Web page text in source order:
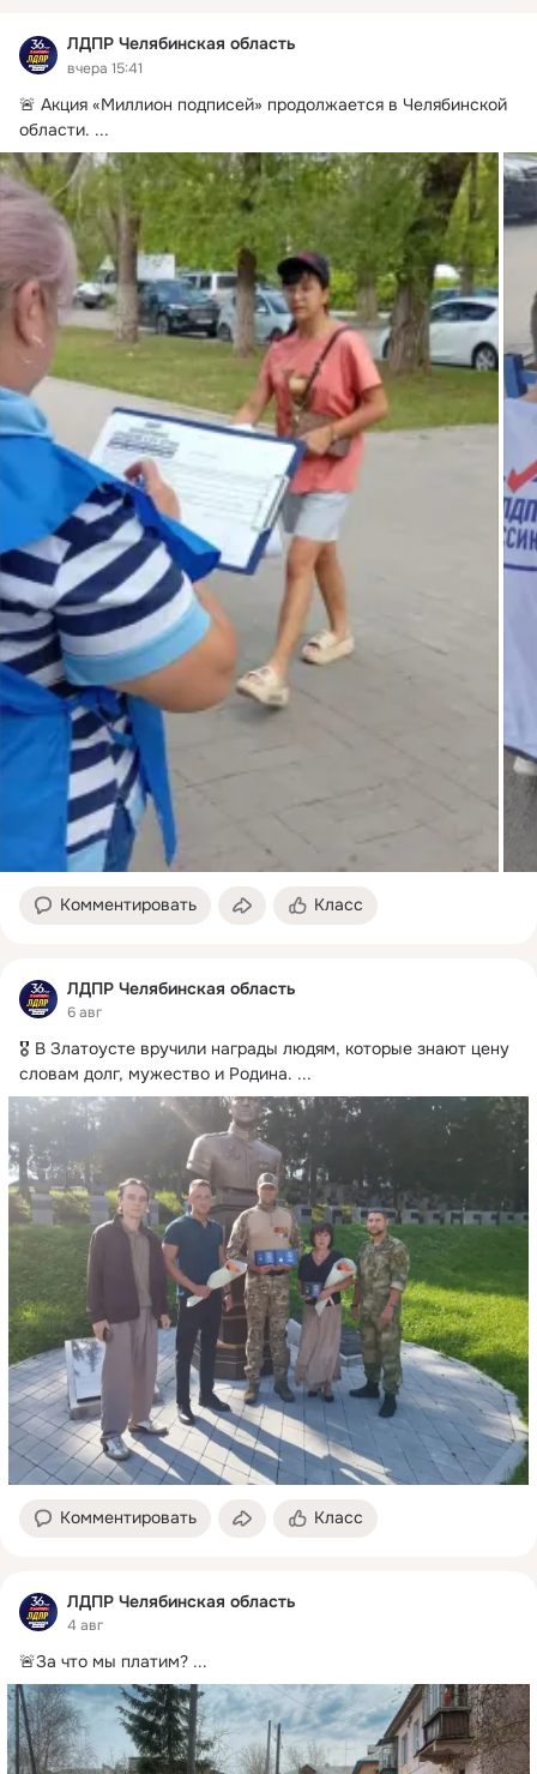
ЛДПР Челябинская область
вчера 15:41
🚨 Акция «Миллион подписей» продолжается в Челябинской
области. ...
Комментировать Класс
ЛДПР Челябинская область
6 авг
🎖️ В Златоусте вручили награды людям, которые знают цену
словам долг, мужество и Родина. ...
Комментировать Класс
ЛДПР Челябинская область
4 авг
🚨За что мы платим? ...